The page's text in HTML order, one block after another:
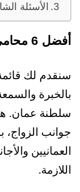
الأسئلة
أفضل 6 محامي زواج في سلطنة عمان
سنقدم لك
بالخبرة
سلطنة عمان.
جوانب الزواج،
العمانيين
اللازمة.